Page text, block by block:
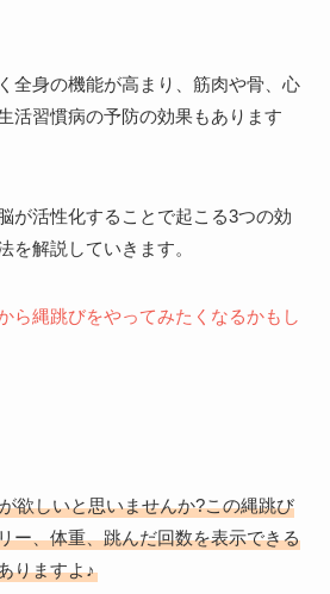
全身の機能が高まり、筋肉や骨、心
活習慣病の予防の効果もあります
が活性化することで起こる3つの効
を解説していきます。
ら縄跳びをやってみたくなるかもし
欲しいと思いませんか?この縄跳び
ー、体重、跳んだ回数を表示できる
りますよ♪